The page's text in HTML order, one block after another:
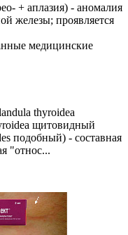
+ аплазия) - аномалия
железы; проявляется
медицинские
thyroidea
щитовидный
подобный) - составная
"относ...